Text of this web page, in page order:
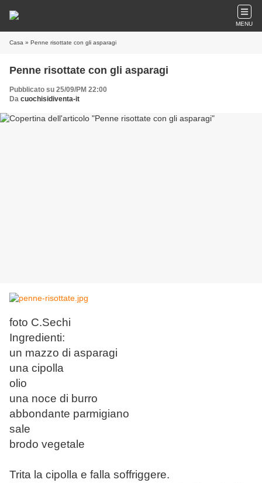
MENU
Casa » Penne risottate con gli asparagi
Penne risottate con gli asparagi
Pubblicato su 25/09/PM 22:00
Da cuochisidiventa-it
foto C.Sechi
Ingredienti:
un mazzo di asparagi
una cipolla
olio
una noce di burro
abbondante parmigiano
sale
brodo vegetale
Trita la cipolla e falla soffriggere.